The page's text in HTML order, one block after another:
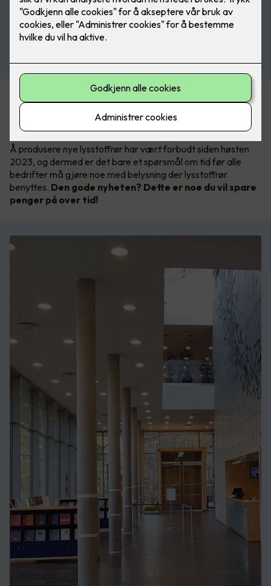
En av konsekvensene av RoHS-direktivet, som har til hensikt
å begrense bruken av miljøskadelige stoffer, er at lysstoffrør
avvikles.
Å produsere nye lysstoffrør har vært forbudt siden høsten
2023, og dermed er det bare et spørsmål om tid før alle
bedrifter må gjøre noe med belysning der lysstoffrør
benyttes. Den gode nyheten? Dette er noe du vil spare
penger på over tid!